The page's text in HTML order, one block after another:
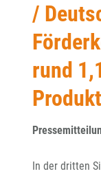
/
rund
In der dritten